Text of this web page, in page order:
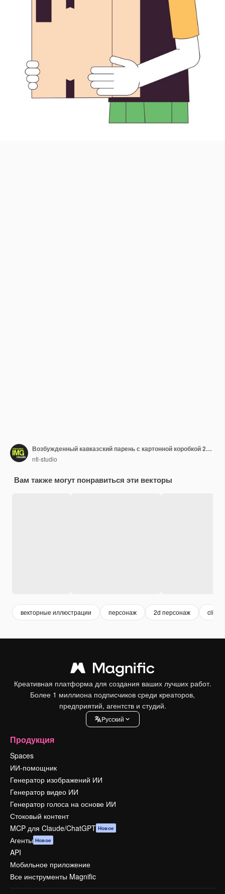
Возбужденный кавказский парень с картонной коробкой 2D линейный персонаж мультфильма Европейский улыбающийся человек получает посылку изолированная линия векторный человек белый фон Takeaway цвет плоская точка иллюстрация
ntl-studio
Вам также могут понравиться эти векторы
векторные иллюстрации персонаж 2d персонаж clipart
Креативная платформа для создания ваших лучших работ.
Более 1 миллиона подписчиков среди креаторов,
предприятий, агентств и студий.
Pусский
Продукция
Spaces
ИИ-помощник
Генератор изображений ИИ
Генератор видео ИИ
Генератор голоса на основе ИИ
Стоковый контент
MCP для Claude/ChatGPT Новое
Агенты Новое
API
Мобильное приложение
Все инструменты Magnific